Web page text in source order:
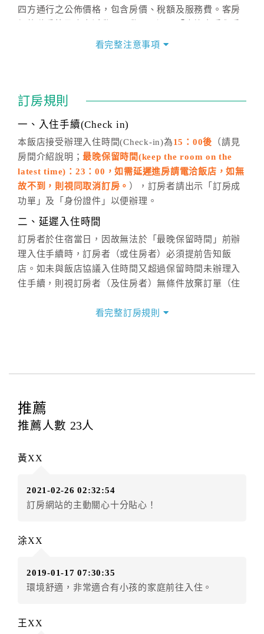
四方通行之公佈價格，包含房價、稅額及服務費。客房
價」之當日價格為標準。
話方式異動訂單。
※非客服時間之申辦異動，皆為次日計算及辦理。
五、客服時間
週一至週日，上午9:00～晚上6:00
六、聯絡方式
週一至週日：客服聯絡單、LINE@
看完整注意事項
訂房規則
一、入住手續(Check in)
本飯店接受辦理入住時間(Check-in)為15：00後 （請見
房間介紹說明；最晚保留時間(keep the room on the
latest time)：23：00，如需延遲進房請電洽飯店，如無
故不到，則視同取消訂房。 ），訂房者請出示「訂房成
功單」及「身份證件」以便辦理。
二、延遲入住時間
訂房者於住宿當日，因故無法於「最晚保留時間」前辦
理入住手續時，訂房者（或住房者）必須提前告知飯
店。如未與飯店協議入住時間又超過保留時間未辦理入
住手續，則視訂房者（及住房者）無條件放棄訂單（住
三、退房手續(Check out)
訂房者應於
提出申辦不得異動訂單。
每筆訂單異動限定
訂單異動後，訂單費用總計大於原訂單費用總計時，訂
訂單異動後，訂單費用總計小於原訂單費用總計時，訂
房者不得要求退其差額。（限原訂飯店）
．訂房者因故辦理訂單異動，本飯店可接受
（提出申辦日為保留起算日）
．訂房者使用「保留住宿金額」時，請注意！為避免飯
件放棄訂單（住宿權益）。 （限原訂飯店使用）
看完整訂房規則
推薦
推薦人數 23人
黃XX
2021-02-26 02:32:54
訂房網站的主動關心十分貼心！
涂XX
2019-01-17 07:30:35
環境舒適，非常適合有小孩的家庭前往入住。
王XX